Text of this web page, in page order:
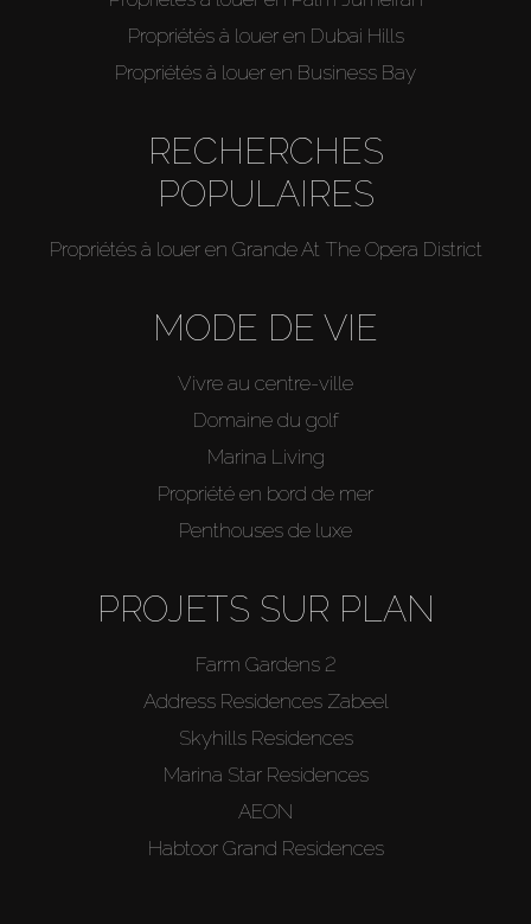
Propriétés à louer en Dubai Hills
Propriétés à louer en Business Bay
RECHERCHES
POPULAIRES
Propriétés à louer en Grande At The Opera District
MODE DE VIE
Vivre au centre-ville
Domaine du golf
Marina Living
Propriété en bord de mer
Penthouses de luxe
PROJETS SUR PLAN
Farm Gardens 2
Address Residences Zabeel
Skyhills Residences
Marina Star Residences
AEON
Habtoor Grand Residences